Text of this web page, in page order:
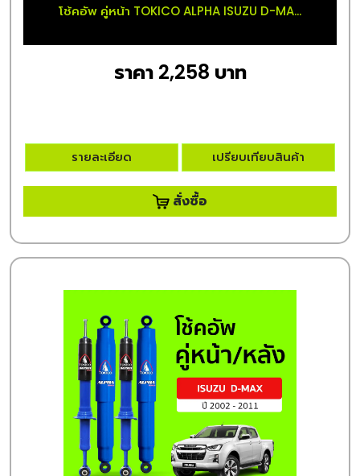
โช้คอัพ คู่หน้า TOKICO ALPHA ISUZU D-MA...
ราคา 2,258 บาท
รายละเอียด เปรียบเทียบสินค้า
สั่งซื้อ